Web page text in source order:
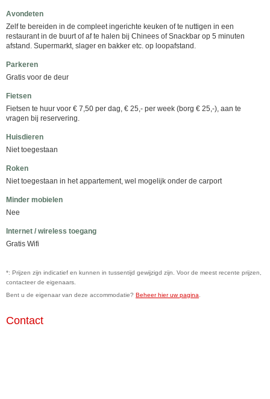
Avondeten
Zelf te bereiden in de compleet ingerichte keuken of te nuttigen in een
restaurant in de buurt of af te halen bij Chinees of Snackbar op 5 minuten
afstand. Supermarkt, slager en bakker etc. op loopafstand.
Parkeren
Gratis voor de deur
Fietsen
Fietsen te huur voor € 7,50 per dag, € 25,- per week (borg € 25,-), aan te
vragen bij reservering.
Huisdieren
Niet toegestaan
Roken
Niet toegestaan in het appartement, wel mogelijk onder de carport
Minder mobielen
Nee
Internet / wireless toegang
Gratis Wifi
*: Prijzen zijn indicatief en kunnen in tussentijd gewijzigd zijn. Voor de meest recente prijzen,
contacteer de eigenaars.
Bent u de eigenaar van deze accommodatie? Beheer hier uw pagina
Contact